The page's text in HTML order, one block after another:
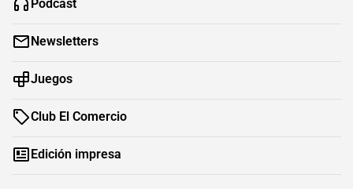
Podcast
Newsletters
Juegos
Club El Comercio
Edición impresa